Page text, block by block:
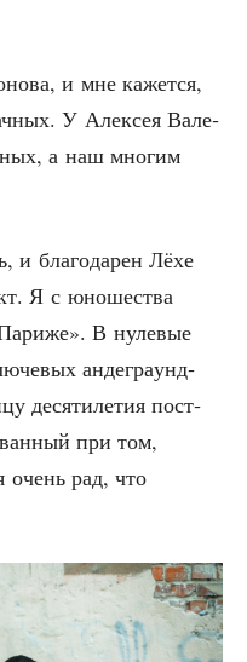
и мне кажет­ся,
У Алек­сея Вале­
а наш мно­гим
и бла­го­да­рен Лёхе
Я с юно­ше­ства
В нуле­вые
анде­гра­унд­
деся­ти­ле­тия пост­
при том,
рад, что